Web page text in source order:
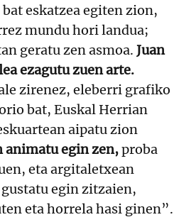
eskatzea egiten zion,
mundu hori landua;
geratu zen asmoa. Juan
ezagutu zuen arte.
zirenez, eleberri grafiko
bat, Euskal Herrian
aipatu zion
animatu egin zen,proba
eta argitaletxean
egin zitzaien,
eta horrela hasi ginen”.